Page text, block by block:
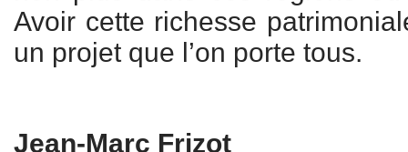
Avoir cette richesse
un projet que l’on porte tous.
Jean-Marc Frizot